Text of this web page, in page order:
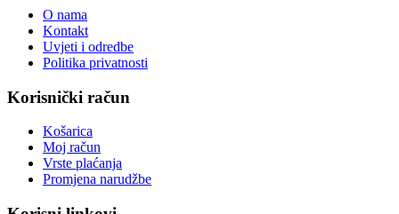
O nama
Kontakt
Uvjeti i odredbe
Politika privatnosti
Korisnički račun
Košarica
Moj račun
Vrste plaćanja
Promjena narudžbe